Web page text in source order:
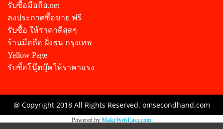
รับซื้อมือถือ.net
ลงประกาศซื้อขาย ฟรี
รับซื้อ ให้ราคาดีสุดๆ
ร้านมือถือ ฝั่งธน กรุงเทพ
Yellow Page
รับซื้อโนุ๊ตบุ๊คให้ราคาแรง
@ Copyright 2018 All Rights Reserved. omsecondhand.com
Powered by MakeWebEasy.com